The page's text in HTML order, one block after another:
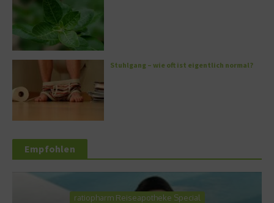
Stuhlgang – wie oft ist eigentlich normal?
Empfohlen
ratiopharm Reiseapotheke Special